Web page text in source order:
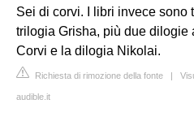
Sei di corvi. I libri invece sono
trilogia Grisha, più due
Corvi e la dilogia Nikolai.
Richiesta di rimozione della fonte |
audible.it